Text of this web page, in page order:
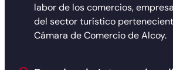
labor de los comercios,
del sector turístico
Cámara de Comercio de Alcoy.